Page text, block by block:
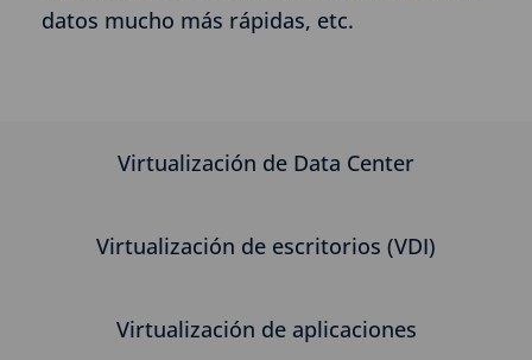
datos mucho más rápidas, etc.
Virtualización de Data Center
Virtualización de escritorios (VDI)
Virtualización de aplicaciones